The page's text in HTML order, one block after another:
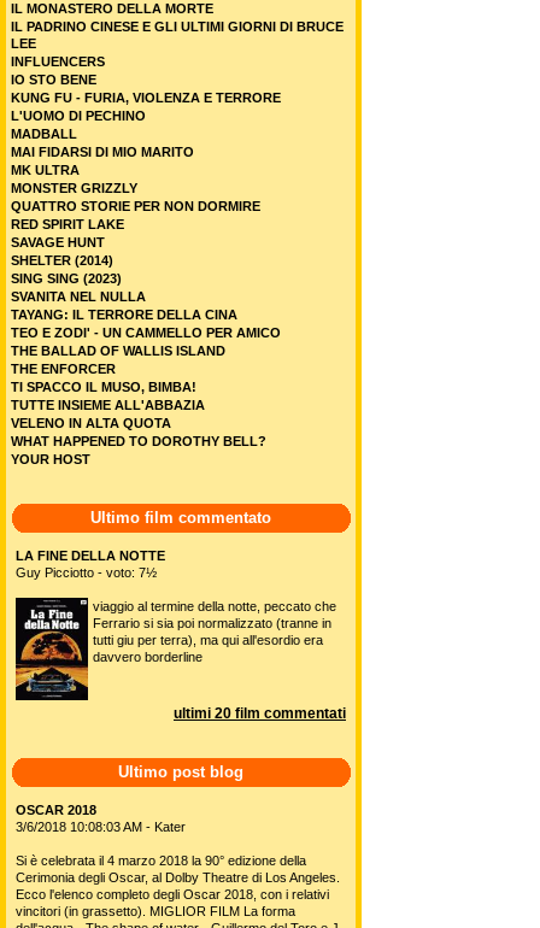
IL MONASTERO DELLA MORTE
IL PADRINO CINESE E GLI ULTIMI GIORNI DI BRUCE
LEE
INFLUENCERS
IO STO BENE
KUNG FU - FURIA, VIOLENZA E TERRORE
L'UOMO DI PECHINO
MADBALL
MAI FIDARSI DI MIO MARITO
MK ULTRA
MONSTER GRIZZLY
QUATTRO STORIE PER NON DORMIRE
RED SPIRIT LAKE
SAVAGE HUNT
SHELTER (2014)
SING SING (2023)
SVANITA NEL NULLA
TAYANG: IL TERRORE DELLA CINA
TEO E ZODI' - UN CAMMELLO PER AMICO
THE BALLAD OF WALLIS ISLAND
THE ENFORCER
TI SPACCO IL MUSO, BIMBA!
TUTTE INSIEME ALL'ABBAZIA
VELENO IN ALTA QUOTA
WHAT HAPPENED TO DOROTHY BELL?
YOUR HOST
Ultimo film commentato
LA FINE DELLA NOTTE
Guy Picciotto - voto: 7½
viaggio al termine della notte, peccato che
Ferrario si sia poi normalizzato (tranne in
tutti giu per terra), ma qui all'esordio era
davvero borderline
ultimi 20 film commentati
Ultimo post blog
OSCAR 2018
3/6/2018 10:08:03 AM - Kater
Si è celebrata il 4 marzo 2018 la 90° edizione della
Cerimonia degli Oscar, al Dolby Theatre di Los Angeles.
Ecco l'elenco completo degli Oscar 2018, con i relativi
vincitori (in grassetto). MIGLIOR FILM La forma